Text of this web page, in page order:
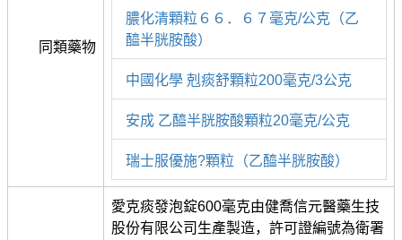
同類藥物
膿化清顆粒６６．６７毫克/公克（乙
醯半胱胺酸）
中國化學 剋痰舒顆粒200毫克/3公克
安成 乙醯半胱胺酸顆粒20毫克/公克
瑞士服優施?顆粒（乙醯半胱胺酸）
愛克痰發泡錠600毫克由健喬信元醫藥生技
股份有限公司生產製造，許可證編號為衛署